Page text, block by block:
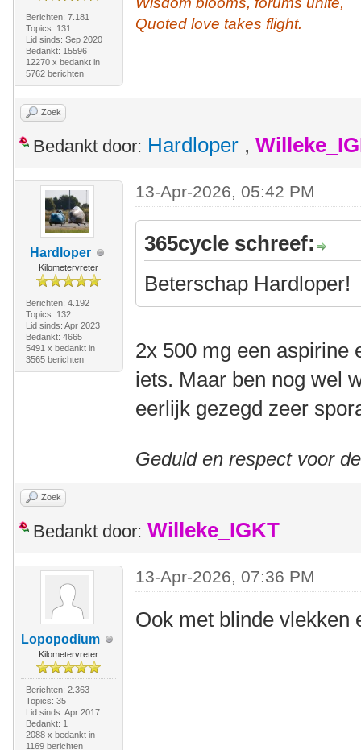
Berichten: 7.181
Topics: 131
Lid sinds: Sep 2020
Bedankt: 15596
12270 x bedankt in
5762 berichten
Quoted love takes flight.
Zoek
Bedankt door: Hardloper ,
Hardloper
Kilometervreter
Berichten: 4.192
Topics: 132
Lid sinds: Apr 2023
Bedankt: 4665
5491 x bedankt in
3565 berichten
13-Apr-2026, 05:42 PM
365cycle schreef:
Beterschap Hardloper!
2x 500 mg een aspirine
iets. Maar ben nog wel
eerlijk gezegd zeer
Geduld en respect voor
Zoek
Bedankt door: Willeke_IGKT
Lopopodium
Kilometervreter
Berichten: 2.363
Topics: 35
Lid sinds: Apr 2017
Bedankt: 1
2088 x bedankt in
1169 berichten
13-Apr-2026, 07:36 PM
Ook met blinde vlekken